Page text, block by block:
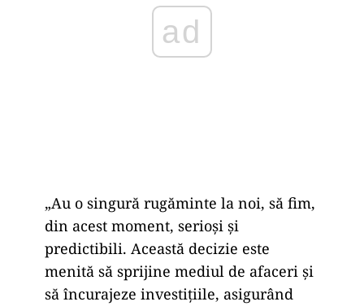
ad
„Au o singură rugăminte la noi, să fim,
din acest moment, serioşi şi
predictibili. Această decizie este
menită să sprijine mediul de afaceri şi
să încurajeze investiţiile, asigurând